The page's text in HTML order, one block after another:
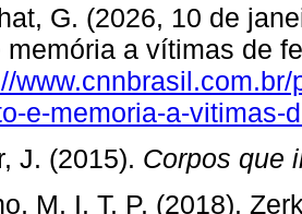
G. (2026, 10 de
memória a vítimas de
e-memoria-a-vitimas-
J. (2015). Corpos que
M. I. T. P. (2018).